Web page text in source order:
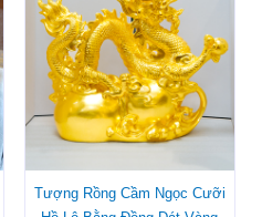
Tượng Rồng Cầm Ngọc Cưỡi